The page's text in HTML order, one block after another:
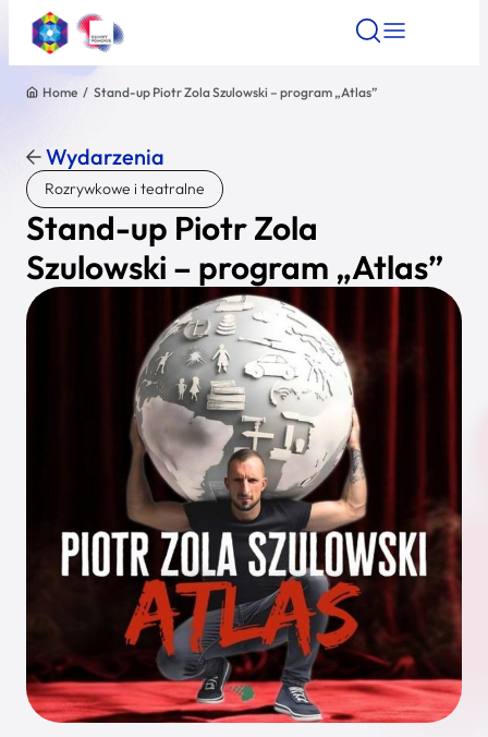
Znajdź atrakcję
Nazwa atrakcji
Miasto
Wyszukaj
Home / Stand-up Piotr Zola Szulowski – program „Atlas”
Wydarzenia
Rozrywkowe i teatralne
Stand-up Piotr Zola
Szulowski – program „Atlas”